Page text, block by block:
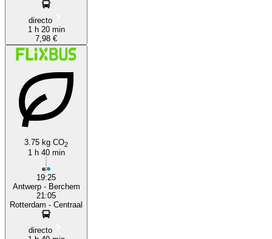
directo
1 h 20 min
7,98 €
3.75 kg CO2
1 h 40 min
19:25
Antwerp - Berchem
21:05
Rotterdam - Centraal
directo